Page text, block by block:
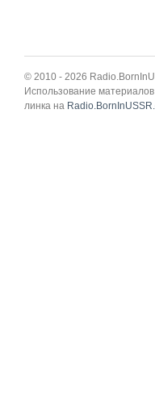
© 2010 - 2026
Использование
линка на